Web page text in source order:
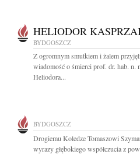
HELIODOR
BYDGOSZCZ
Z ogromnym smutkiem i żalem
wiadomość o śmierci prof. dr. hab. n.
Heliodora...
BYDGOSZCZ
Drogiemu Koledze Tomaszowi
wyrazy głębokiego współczucia z